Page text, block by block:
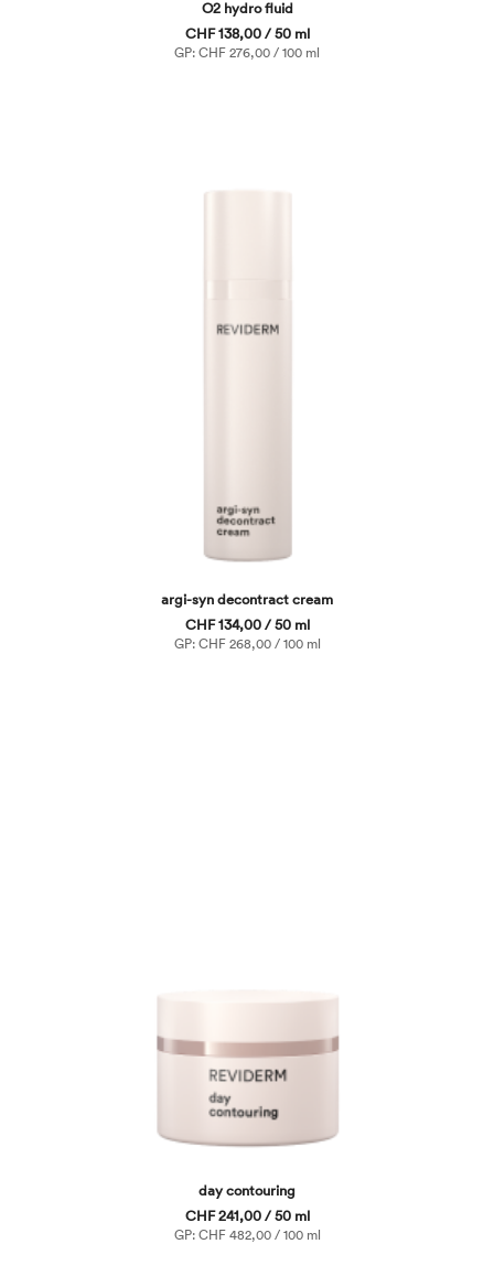
O2 hydro fluid
CHF 138,00 / 50 ml
GP: CHF 276,00 / 100 ml
argi-syn decontract cream
CHF 134,00 / 50 ml
GP: CHF 268,00 / 100 ml
day contouring
CHF 241,00 / 50 ml
GP: CHF 482,00 / 100 ml